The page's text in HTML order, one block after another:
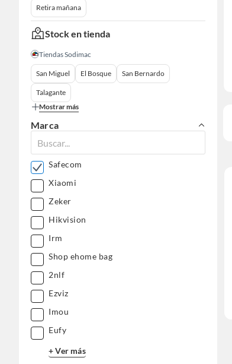
Retira mañana
Stock en tienda
Tiendas Sodimac
San Miguel El Bosque San Bernardo
Talagante
Mostrar más
Marca
Safecom
Xiaomi
Zeker
Hikvision
Irm
Shop ehome bag
2nlf
Ezviz
Imou
Eufy
+ Ver más